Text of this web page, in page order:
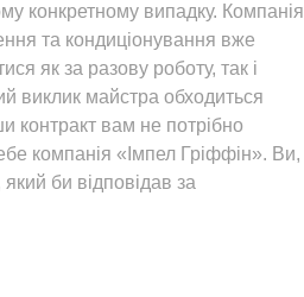
конкретному випадку. Компанія
та кондиціонування вже
як за разову роботу, так і
виклик майстра обходиться
контракт вам не потрібно
компанія «Імпел Гріффін». Ви,
би відповідав за